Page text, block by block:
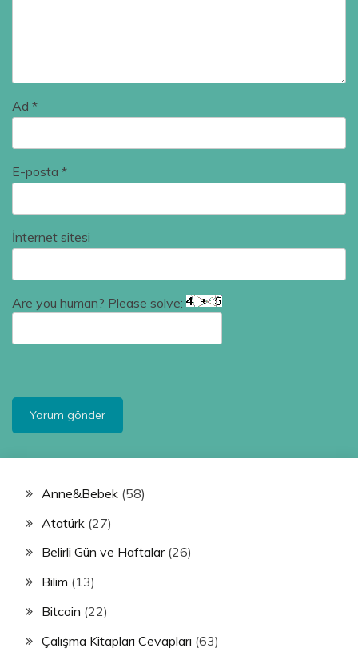
Ad *
E-posta *
İnternet sitesi
Are you human? Please solve:
Anne&Bebek (58)
Atatürk (27)
Belirli Gün ve Haftalar(26)
Bilim (13)
Bitcoin (22)
Çalışma Kitapları Cevapları (63)